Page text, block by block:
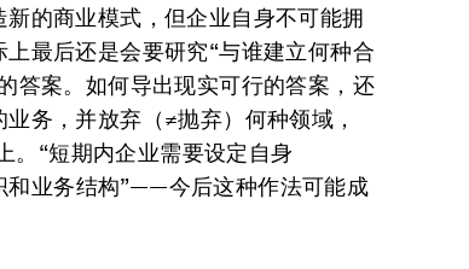
的商业模式，但企业自身不可能拥
最后还是会要研究“与谁建立何种合
答案。如何导出现实可行的答案，还
务，并放弃（≠抛弃）何种领域，
。“短期内企业需要设定自身
和业务结构”——今后这种作法可能成